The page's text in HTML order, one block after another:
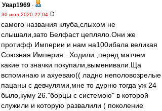
Увар1969 -
30 июл 2020 22:04
самого названия клуба,слыхом не
слышали,зато Белфаст цепляло.Они же
протифф Империи и нам на100ибала великая
Союзная Империя...Ходили ,перед матчем
какие то значки покупали,выменивали.Ща
вспоминаю и аxyeваю(( ладно неполовозрелые
пацаны с девчулями,мне то дурню тогда уж 24
было,куму 26."борцы с системою" в которой
служили и которую развалили ( поколение